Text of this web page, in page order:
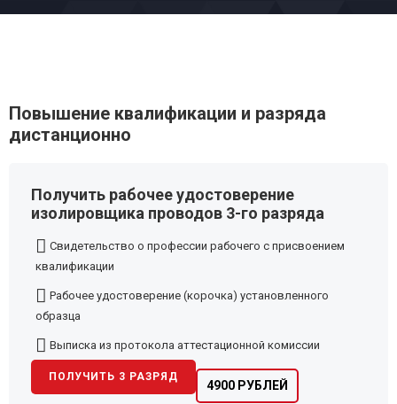
Повышение квалификации и разряда
дистанционно
Получить рабочее удостоверение
изолировщика проводов 3-го разряда
Свидетельство о профессии рабочего с присвоением
квалификации
Рабочее удостоверение (корочка) установленного
образца
Выписка из протокола аттестационной комиссии
4900 РУБЛЕЙ
ПОЛУЧИТЬ 3 РАЗРЯД